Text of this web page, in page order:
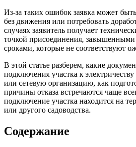
Из-за таких ошибок заявка может
без движения или потребовать
случаях заявитель получает
точкой присоединения,
сроками, которые не соответствуют
В этой статье разберем, какие
подключения участка к
или сетевую организацию, как
причины отказа встречаются чаще
подключение участка находится на
или другого садоводства.
Содержание